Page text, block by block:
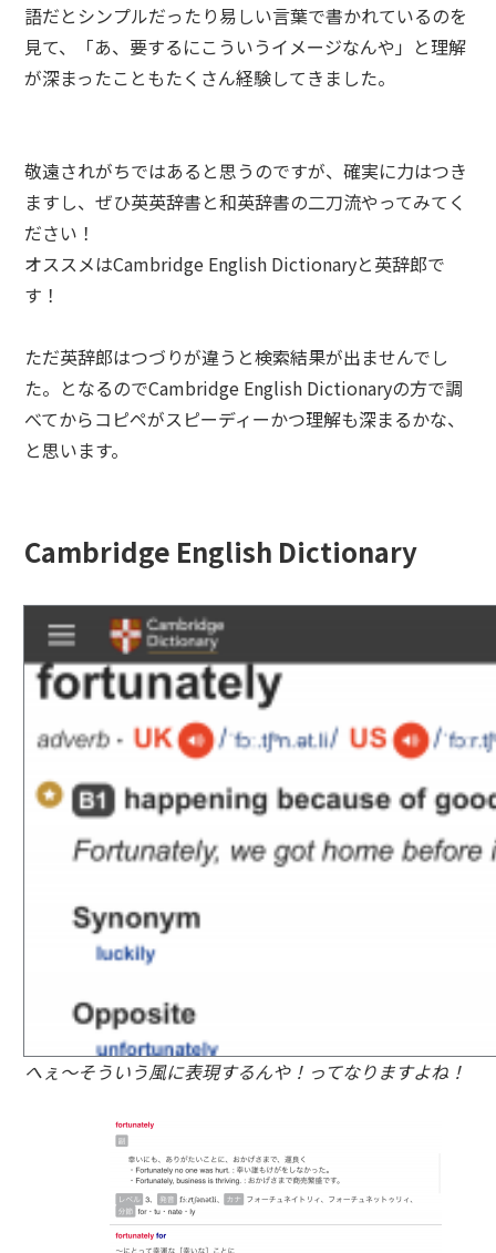
語だとシンプルだったり易しい言葉で書かれているのを
見て、「あ、要するにこういうイメージなんや」と理解
が深まったこともたくさん経験してきました。
敬遠されがちではあると思うのですが、確実に力はつき
ますし、ぜひ英英辞書と和英辞書の二刀流やってみてく
ださい！
オススメはCambridge English Dictionaryと英辞郎で
す！
ただ英辞郎はつづりが違うと検索結果が出ませんでし
た。となるのでCambridge English Dictionaryの方で調
べてからコピペがスピーディーかつ理解も深まるかな、
と思います。
Cambridge English Dictionary
へぇ～そういう風に表現するんや！ってなりますよね！